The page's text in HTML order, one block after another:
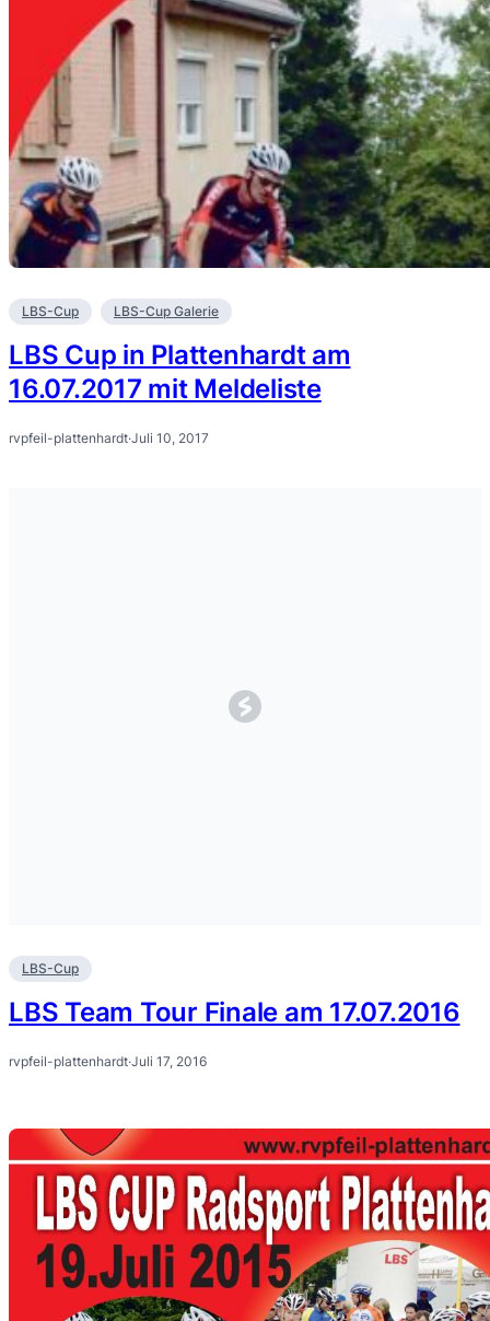
LBS-Cup LBS-Cup Galerie
LBS Cup in Plattenhardt am
16.07.2017 mit Meldeliste
rvpfeil-plattenhardt·Juli 10, 2017
LBS-Cup
LBS Team Tour Finale am 17.07.2016
rvpfeil-plattenhardt·Juli 17, 2016